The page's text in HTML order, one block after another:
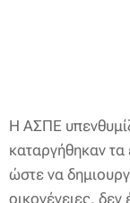
Η ΑΣΠΕ
καταργήθηκαν τα
ώστε να
οικογένειες, δεν